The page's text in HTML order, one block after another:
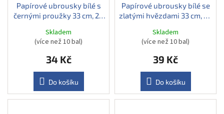
Papírové ubrousky bílé s
černými proužky 33 cm, 20
Skladem
(více než 10 bal)
34 Kč
Do košíku
Papírové ubrousky bílé se
zlatými hvězdami 33 cm, 20
Skladem
(více než 10 bal)
39 Kč
Do košíku